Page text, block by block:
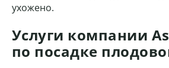
ухожено.
Услуги компании
по посадке